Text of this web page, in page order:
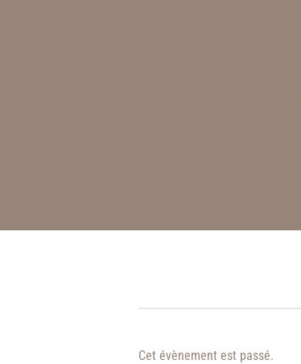
Cet évènement est passé.